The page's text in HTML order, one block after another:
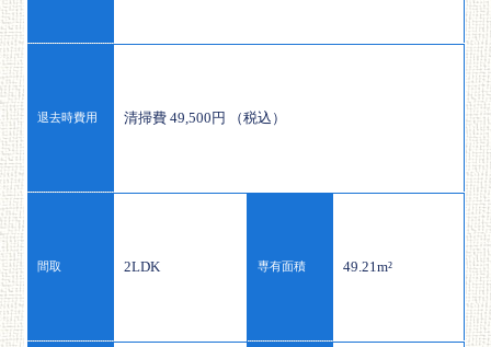
退去時費用 清掃費 49,500円 （税込）
間取 2LDK 専有面積 49.21m²